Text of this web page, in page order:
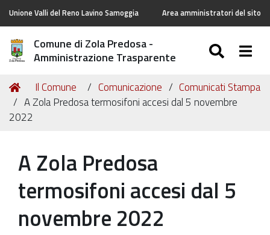
Unione Valli del Reno Lavino Samoggia Area amministratori del sito
Comune di Zola Predosa -
Amministrazione Trasparente
Tu
sei
qui:
Home
Il Comune Comunicazione
Comunicati Stampa
A Zola Predosa termosifoni accesi dal 5 novembre
2022
A Zola Predosa
termosifoni accesi dal 5
novembre 2022